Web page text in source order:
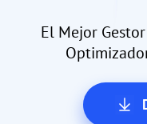
El Mejor